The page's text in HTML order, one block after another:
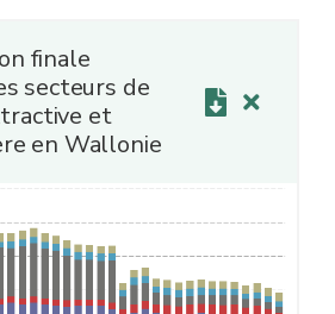
finale
secteurs de
et
en Wallonie